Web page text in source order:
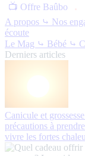
📺 Offre Baûbo
A propos ⤷ Nos
écoute
Le Mag ⤷ Bébé ⤷
Derniers articles
Canicule et
précautions à
vivre les fortes